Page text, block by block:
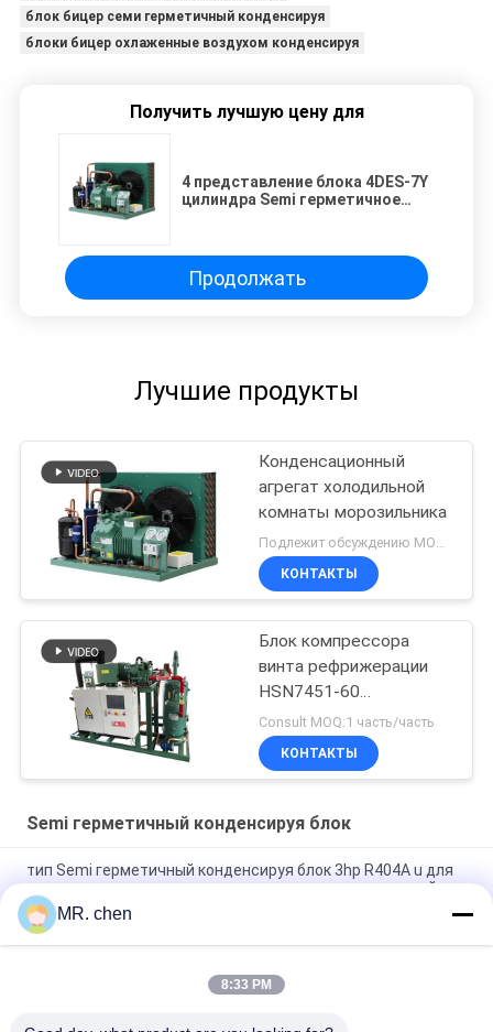
блок бицер семи герметичный конденсируя
блоки бицер охлаженные воздухом конденсируя
Получить лучшую цену для
4 представление блока 4DES-7Y
цилиндра Semi герметичное
Продолжать
Лучшие продукты
Конденсационный
агрегат холодильной
комнаты морозильника
Подлежит обсуждению MOQ:1
КОНТАКТЫ
Блок компрессора
винта рефрижерации
HSN7451-60
конденсируя
Consult MOQ:1 часть/часть
КОНТАКТЫ
Semi герметичный конденсируя блок
тип Semi герметичный конденсируя блок 3hp R404A u для
комнаты холодильных установок охладителя холодной
Охлаженный воздухом блок замораживателя компрессора
Semi герметичный конденсируя для мяса
блок 4HE18Y компрессора холодной комнаты 420v R404A
MR. chen
8:33 PM